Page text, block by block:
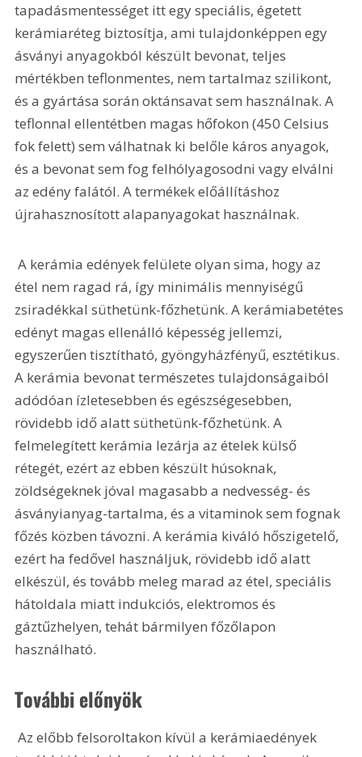
tapadásmentességet itt egy speciális, égetett
kerámiaréteg biztosítja, ami tulajdonképpen egy
ásványi anyagokból készült bevonat, teljes
mértékben teflonmentes, nem tartalmaz szilikont,
és a gyártása során oktánsavat sem használnak. A
teflonnal ellentétben magas hőfokon (450 Celsius
fok felett) sem válhatnak ki belőle káros anyagok,
és a bevonat sem fog felhólyagosodni vagy elválni
az edény falától. A termékek előállításhoz
újrahasznosított alapanyagokat használnak.
A kerámia edények felülete olyan sima, hogy az
étel nem ragad rá, így minimális mennyiségű
zsiradékkal süthetünk-főzhetünk. A kerámiabetétes
edényt magas ellenálló képesség jellemzi,
egyszerűen tisztítható, gyöngyházfényű, esztétikus.
A kerámia bevonat természetes tulajdonságaiból
adódóan ízletesebben és egészségesebben,
rövidebb idő alatt süthetünk-főzhetünk. A
felmelegített kerámia lezárja az ételek külső
rétegét, ezért az ebben készült húsoknak,
zöldségeknek jóval magasabb a nedvesség- és
ásványianyag-tartalma, és a vitaminok sem fognak
főzés közben távozni. A kerámia kiváló hőszigetelő,
ezért ha fedővel használjuk, rövidebb idő alatt
elkészül, és tovább meleg marad az étel, speciális
hátoldala miatt indukciós, elektromos és
gáztűzhelyen, tehát bármilyen főzőlapon
használható.
További előnyök
Az előbb felsoroltakon kívül a kerámiaedények